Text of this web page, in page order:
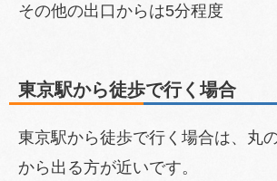
その他の出口からは5分程度
東京駅から徒歩で行く場合
東京駅から徒歩で行く場合は、丸
から出る方が近いです。